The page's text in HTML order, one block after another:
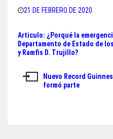
bo
ok
tt
ts
pp
21 DE FEBRERO DE 2020
Navegación
de
entradas
Articulo: ¿Porqué la
Departamento de Estado de
y Ramfis D. Trujillo?
Nuevo Record
formó parte